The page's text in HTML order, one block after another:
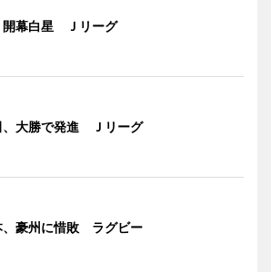
開幕白星 Ｊリーグ
、大勝で発進 Ｊリーグ
、豪州に惜敗 ラグビー